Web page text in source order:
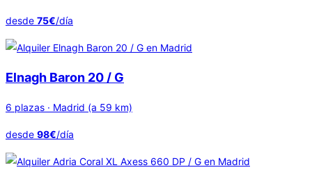
desde 75€/día
Elnagh Baron 20 / G
6 plazas · Madrid (a 59 km)
desde 98€/día